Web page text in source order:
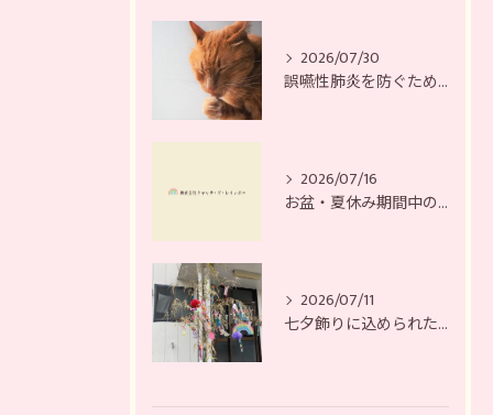
2026/07/30
誤嚥性肺炎を防ぐために
2026/07/16
お盆・夏休み期間中の営業日について
2026/07/11
七夕飾りに込められた、それぞれの願い